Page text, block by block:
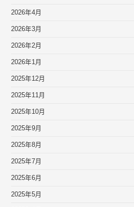
2026年4月
2026年3月
2026年2月
2026年1月
2025年12月
2025年11月
2025年10月
2025年9月
2025年8月
2025年7月
2025年6月
2025年5月